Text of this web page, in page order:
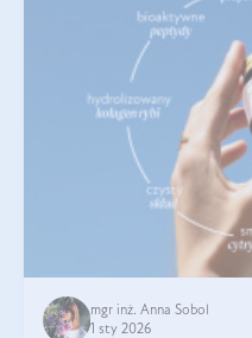
mgr inż. Anna Sobol
1 sty 2026